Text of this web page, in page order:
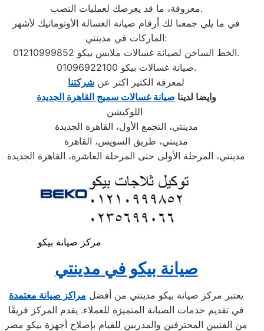
معروفة، ما قد يعرضك لعمليات النصب.
في ما يلي جمعنا لك أرقام صيانة الغسالة الأوتوماتيك لأشهر
الماركات في مدينتي:
الخط الساخن لصيانة غسالات ملابس بيكو 01210999852.
صيانة غسالات بيكو 01096922100.
لمعرفة الكثير اكتر عن شركتنا
وايضا لدينا صيانة غسالات سميج القاهرة الجديدة
مدينتي، التجمع الأول، القاهرة الجديدة
مدينتي، طريق السويس، القاهرة
مدينتي، المرحلة الأولى حتى المرحلة العاشرة، القاهرة الجديدة
مركز صيانة بيكو
صيانة بيكو في مدينتي
يعتبر مركز صيانة بيكو مدينتي من أفضل مراكز صيانة معتمدة
في تقديم خدمات الصيانة المتميزة للعملاء. يقدم المركز فريقًا
من الفنيين المحترفين والمدربين للقيام بإصلاح أجهزة بيكو مصر